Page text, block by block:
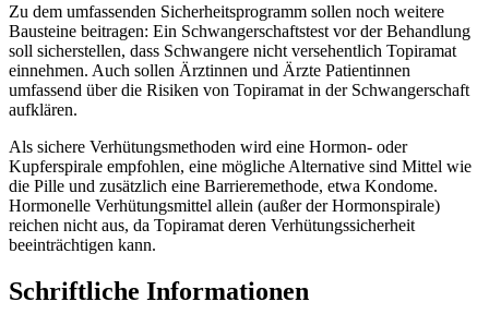
Zu dem umfassenden Sicherheitsprogramm sollen noch weitere
Bausteine beitragen: Ein Schwangerschaftstest vor der Behandlung
soll sicherstellen, dass Schwangere nicht versehentlich Topiramat
einnehmen. Auch sollen Ärztinnen und Ärzte Patien­tinnen
umfassend über die Risiken von Topiramat in der Schwangerschaft
aufklären.
Als sichere Verhütungsmethoden wird eine Hormon- oder
Kupferspirale empfohlen, eine mögliche Alternative sind Mittel wie
die Pille und zusätzlich eine Barrieremethode, etwa Kondome.
Hormonelle Verhütungsmittel allein (außer der Hormonspirale)
reichen nicht aus, da Topiramat deren Verhütungssicherheit
beeinträchtigen kann.
Schriftliche Informationen